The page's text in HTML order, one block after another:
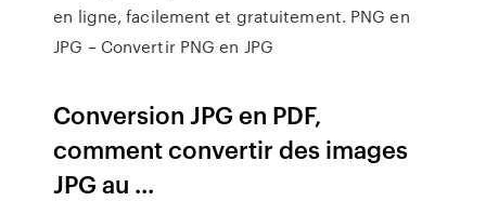
en ligne, facilement et gratuitement. PNG en
JPG – Convertir PNG en JPG
Conversion JPG en PDF,
comment convertir des images
JPG au ...